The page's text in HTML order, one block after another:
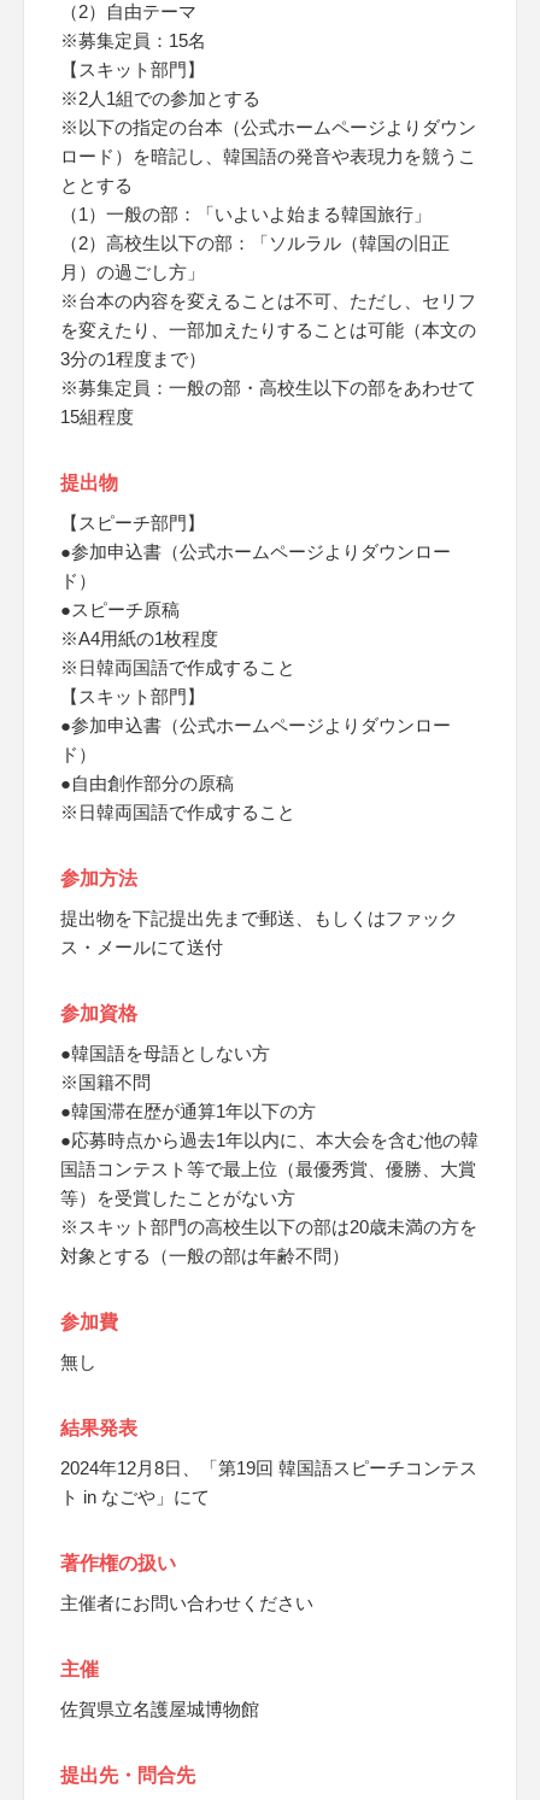
（2）自由テーマ
※募集定員：15名
【スキット部門】
※2人1組での参加とする
※以下の指定の台本（公式ホームページよりダウン
ロード）を暗記し、韓国語の発音や表現力を競うこ
ととする
（1）一般の部：「いよいよ始まる韓国旅行」
（2）高校生以下の部：「ソルラル（韓国の旧正
月）の過ごし方」
※台本の内容を変えることは不可、ただし、セリフ
を変えたり、一部加えたりすることは可能（本文の
3分の1程度まで）
※募集定員：一般の部・高校生以下の部をあわせて
15組程度
提出物
【スピーチ部門】
●参加申込書（公式ホームページよりダウンロー
ド）
●スピーチ原稿
※A4用紙の1枚程度
※日韓両国語で作成すること
【スキット部門】
●参加申込書（公式ホームページよりダウンロー
ド）
●自由創作部分の原稿
※日韓両国語で作成すること
参加方法
提出物を下記提出先まで郵送、もしくはファック
ス・メールにて送付
参加資格
●韓国語を母語としない方
※国籍不問
●韓国滞在歴が通算1年以下の方
●応募時点から過去1年以内に、本大会を含む他の韓
国語コンテスト等で最上位（最優秀賞、優勝、大賞
等）を受賞したことがない方
※スキット部門の高校生以下の部は20歳未満の方を
対象とする（一般の部は年齢不問）
参加費
無し
結果発表
2024年12月8日、「第19回 韓国語スピーチコンテス
ト in なごや」にて
著作権の扱い
主催者にお問い合わせください
主催
佐賀県立名護屋城博物館
提出先・問合先